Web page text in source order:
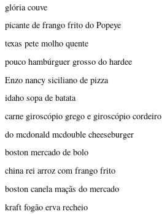
glória couve
picante de frango frito do Popeye
texas pete molho quente
pouco hambúrguer grosso do hardee
Enzo nancy siciliano de pizza
idaho sopa de batata
carne giroscópio grego e giroscópio cordeiro
do mcdonald mcdouble cheeseburger
boston mercado de bolo
china rei arroz com frango frito
boston canela maçãs do mercado
kraft fogão erva recheio